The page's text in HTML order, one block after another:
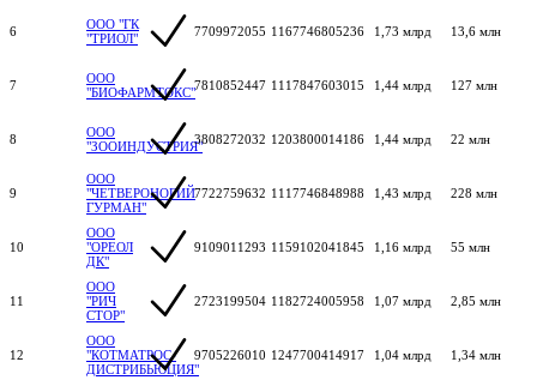
6
ООО "ГК
"ТРИОЛ"
7709972055 1167746805236 1,73 млрд 13,6 млн
7
ООО
"БИОФАРМТОКС"7810852447 1117847603015 1,44 млрд 127 млн
8
ООО
"ЗООИНДУСТРИЯ"3808272032 1203800014186 1,44 млрд 22 млн
9
ООО
"ЧЕТВЕРОНОГИЙ
ГУРМАН"
7722759632 1117746848988 1,43 млрд 228 млн
10
ООО
"ОРЕОЛ
ДК"
9109011293 1159102041845 1,16 млрд 55 млн
11
ООО
"РИЧ
СТОР"
2723199504 1182724005958 1,07 млрд 2,85 млн
12
ООО
"КОТМАТРОС-
ДИСТРИБЬЮЦИЯ"
9705226010 1247700414917 1,04 млрд 1,34 млн